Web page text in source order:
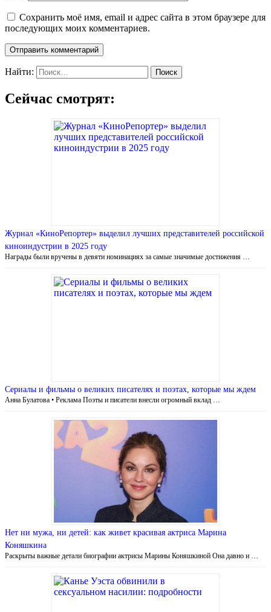
Сохранить моё имя, email и адрес сайта в этом браузере для
последующих моих комментариев.
Найти:
Сейчас смотрят:
Журнал «КиноРепортер» выделил лучших представителей российской
киноиндустрии в 2025 году
Награды были вручены в девяти номинациях за самые значимые достижения …
Сериалы и фильмы о великих писателях и поэтах, которые мы ждем
Анна Булатова • Реклама Поэты и писатели внесли огромный вклад …
Нет ни мужа, ни детей: как живет красивая актриса Марина
Коняшкина
Раскрыты важные детали биографии актрисы Марины Коняшкиной Она давно и …